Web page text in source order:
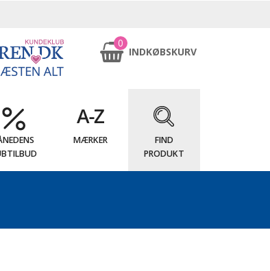
0
INDKØBSKURV
MÆRKER
FIND
PRODUKT